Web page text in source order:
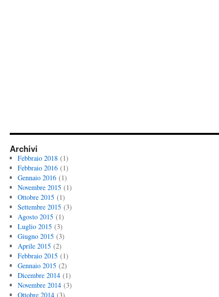
Archivi
Febbraio 2018(1)
Febbraio 2016(1)
Gennaio 2016(1)
Novembre 2015(1)
Ottobre 2015(1)
Settembre 2015(3)
Agosto 2015(1)
Luglio 2015(3)
Giugno 2015(3)
Aprile 2015(2)
Febbraio 2015(1)
Gennaio 2015(2)
Dicembre 2014(1)
Novembre 2014(3)
Ottobre 2014(3)